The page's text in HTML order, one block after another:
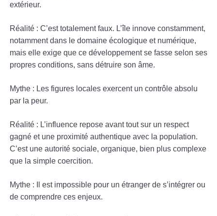
extérieur.
Réalité : C’est totalement faux. L’île innove constamment,
notamment dans le domaine écologique et numérique,
mais elle exige que ce développement se fasse selon ses
propres conditions, sans détruire son âme.
Mythe : Les figures locales exercent un contrôle absolu
par la peur.
Réalité : L’influence repose avant tout sur un respect
gagné et une proximité authentique avec la population.
C’est une autorité sociale, organique, bien plus complexe
que la simple coercition.
Mythe : Il est impossible pour un étranger de s’intégrer ou
de comprendre ces enjeux.